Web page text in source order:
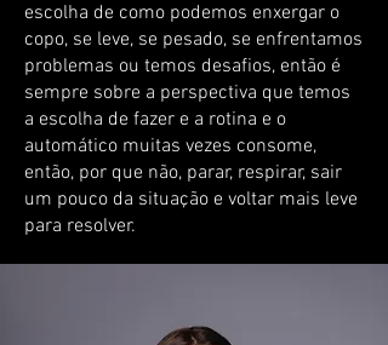
escolha de como podemos enxergar o
copo, se leve, se pesado, se enfrentamos
problemas ou temos desafios, então é
sempre sobre a perspectiva que temos
a escolha de fazer e a rotina e o
automático muitas vezes consome,
então, por que não, parar, respirar, sair
um pouco da situação e voltar mais leve
para resolver.